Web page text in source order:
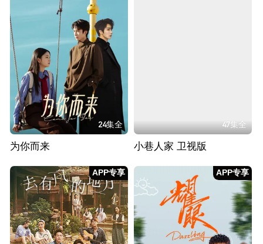
24集全
为你而来
47集全
小巷人家 卫视版
APP专享 APP专享